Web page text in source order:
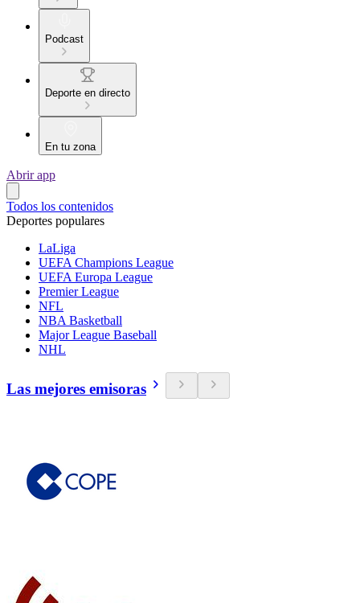
Podcast
Deporte en directo
En tu zona
Abrir app
Todos los contenidos
Deportes populares
LaLiga
UEFA Champions League
UEFA Europa League
Premier League
NFL
NBA Basketball
Major League Baseball
NHL
Las mejores emisoras